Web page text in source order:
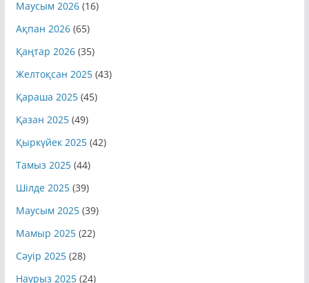
Маусым 2026 (16)
Ақпан 2026 (65)
Қаңтар 2026 (35)
Желтоқсан 2025 (43)
Қараша 2025 (45)
Қазан 2025 (49)
Қыркүйек 2025 (42)
Тамыз 2025 (44)
Шілде 2025 (39)
Маусым 2025 (39)
Мамыр 2025 (22)
Сәуір 2025 (28)
Наурыз 2025 (24)